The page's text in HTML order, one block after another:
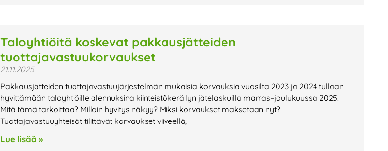
Taloyhtiöitä koskevat pakkausjätteiden
tuottajavastuukorvaukset
21.11.2025
Pakkausjätteiden tuottajavastuujärjestelmän mukaisia korvauksia vuosilta 2023 ja 2024 tullaan
hyvittämään taloyhtiöille alennuksina kiinteistökeräilyn jätelaskuilla marras–joulukuussa 2025.
Mitä tämä tarkoittaa? Milloin hyvitys näkyy? Miksi korvaukset maksetaan nyt?
Tuottajavastuuyhteisöt tilittävät korvaukset viiveellä,
Lue lisää »